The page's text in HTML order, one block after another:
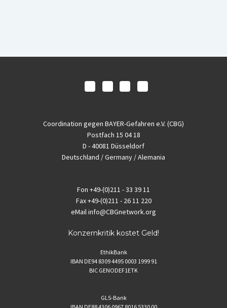
Coordination gegen BAYER-Gefahren e.V. (CBG)
Postfach 15 04 18
D - 40081 Düsseldorf
Deutschland / Germany / Alemania
Fon +49-(0)211 - 33 39 11
Fax+49-(0)211 - 26 11 220
eMailinfo@CBGnetwork.org
Konzernkritik kostet Geld!
EthikBank
IBAN DE94 8309 4495 0003 1999 91
BIC GENODEF1ETK
GLS-Bank